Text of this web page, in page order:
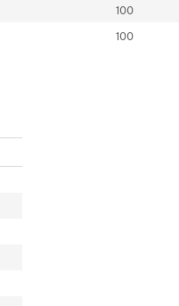
100
100